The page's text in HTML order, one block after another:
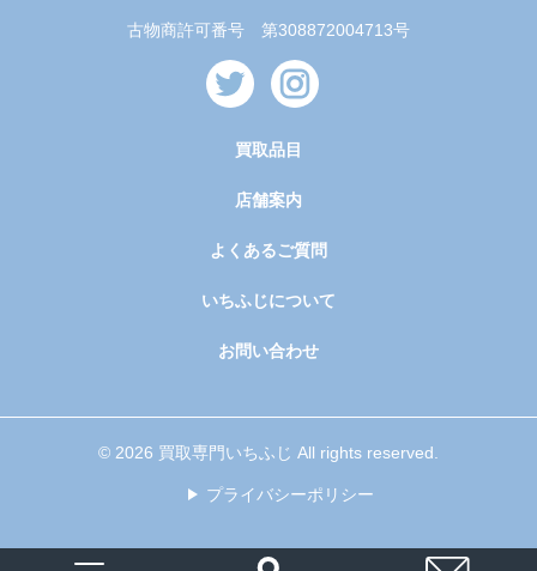
古物商許可番号 第308872004713号
買取品目
店舗案内
よくあるご質問
いちふじについて
お問い合わせ
© 2026 買取専門いちふじ All rights reserved.
プライバシーポリシー